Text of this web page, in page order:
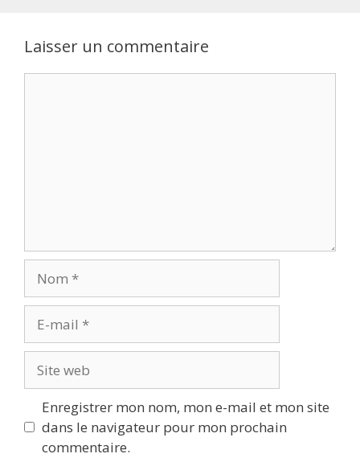
Laisser un commentaire
mail
web
Enregistrer mon nom, mon e-mail et mon site
dans le navigateur pour mon prochain
commentaire.